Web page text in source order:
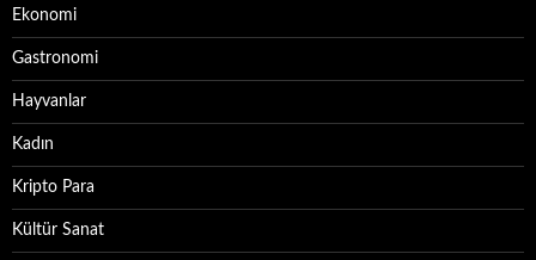
Ekonomi
Gastronomi
Hayvanlar
Kadın
Kripto Para
Kültür Sanat